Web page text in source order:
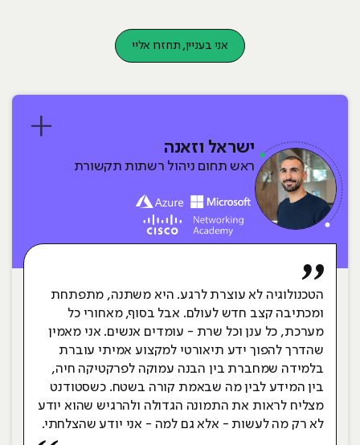
אני בעניין, תחזרו אליי
ישראל וזאנה
ראש תחום ניהול רשתות תקשורת
הטכנולוגיה לא עוצרת לרגע. היא משתנה, מתפתחת
ומכתיבה קצב חדש לעולם. אבל בסוף, מאחורי כל
מערכת, כל ענן וכל שרת - עומדים אנשים. אני מאמין
שהדרך להפוך ידע תיאורטי למקצוע אמיתי עוברת
בלמידה שמחברת בין הבנה עמוקה לפרקטיקה חיה,
בין המידע לבין מה שבאמת קורה בשטח. כשסטודנט
מצליח לראות את התמונה הגדולה ולהרגיש שהוא יודע
לא רק מה לעשות - אלא גם למה - אני יודע שהצלחתי.